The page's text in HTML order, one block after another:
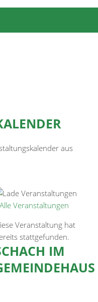
aus
Veranstaltungen
Veranstaltung hat
stattgefunden.
IM